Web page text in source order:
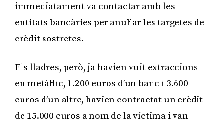
immediatament va contactar amb les
entitats bancàries per anul·lar les targetes de
crèdit sostretes.
Els lladres, però, ja havien vuit extraccions
en metàl·lic, 1.200 euros d’un banc i 3.600
euros d’un altre, havien contractat un crèdit
de 15.000 euros a nom de la víctima i van